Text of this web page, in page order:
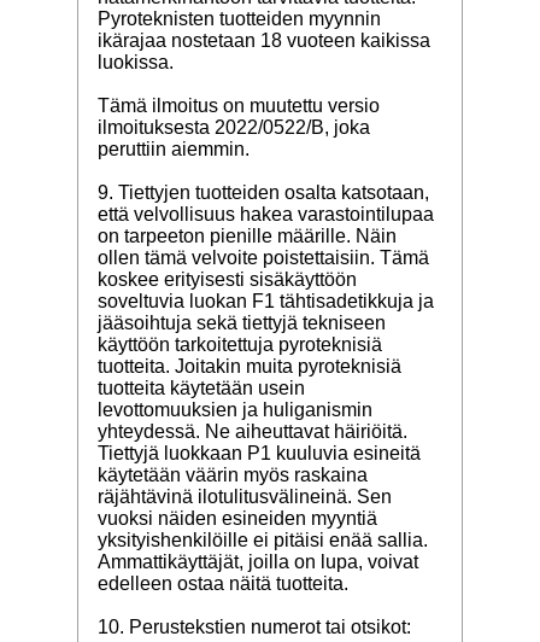
Pyroteknisten tuotteiden myynnin
ikärajaa nostetaan 18 vuoteen kaikissa
luokissa.
Tämä ilmoitus on muutettu versio
ilmoituksesta 2022/0522/B, joka
peruttiin aiemmin.
9. Tiettyjen tuotteiden osalta katsotaan,
että velvollisuus hakea varastointilupaa
on tarpeeton pienille määrille. Näin
ollen tämä velvoite poistettaisiin. Tämä
koskee erityisesti sisäkäyttöön
soveltuvia luokan F1 tähtisadetikkuja ja
jääsoihtuja sekä tiettyjä tekniseen
käyttöön tarkoitettuja pyroteknisiä
tuotteita. Joitakin muita pyroteknisiä
tuotteita käytetään usein
levottomuuksien ja huliganismin
yhteydessä. Ne aiheuttavat häiriöitä.
Tiettyjä luokkaan P1 kuuluvia esineitä
käytetään väärin myös raskaina
räjähtävinä ilotulitusvälineinä. Sen
vuoksi näiden esineiden myyntiä
yksityishenkilöille ei pitäisi enää sallia.
Ammattikäyttäjät, joilla on lupa, voivat
edelleen ostaa näitä tuotteita.
10. Perustekstien numerot tai otsikot: